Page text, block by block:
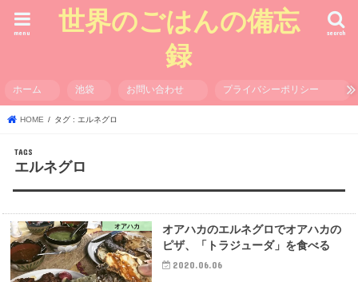
世界のごはんの備忘
録
search
menu
ホーム 池袋 お問い合わせ プライバシーポリシー
HOME タグ : エルネグロ
エルネグロ
オアハカ
オアハカのエルネグロでオアハカの
ピザ、「トラジューダ」を食べる
2020.06.06